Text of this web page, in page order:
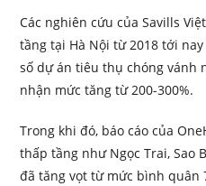
Các nghiên cứu của Savills
tầng tại Hà Nội từ 2018 tới
số dự án tiêu thụ chóng vánh
nhận mức tăng từ 200-300%.
Trong khi đó, báo cáo của
thấp tầng như Ngọc Trai, Sao
đã tăng vọt từ mức bình quân